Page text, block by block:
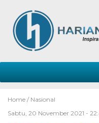
Home / Nasional
Sabtu, 20 November 2021 -